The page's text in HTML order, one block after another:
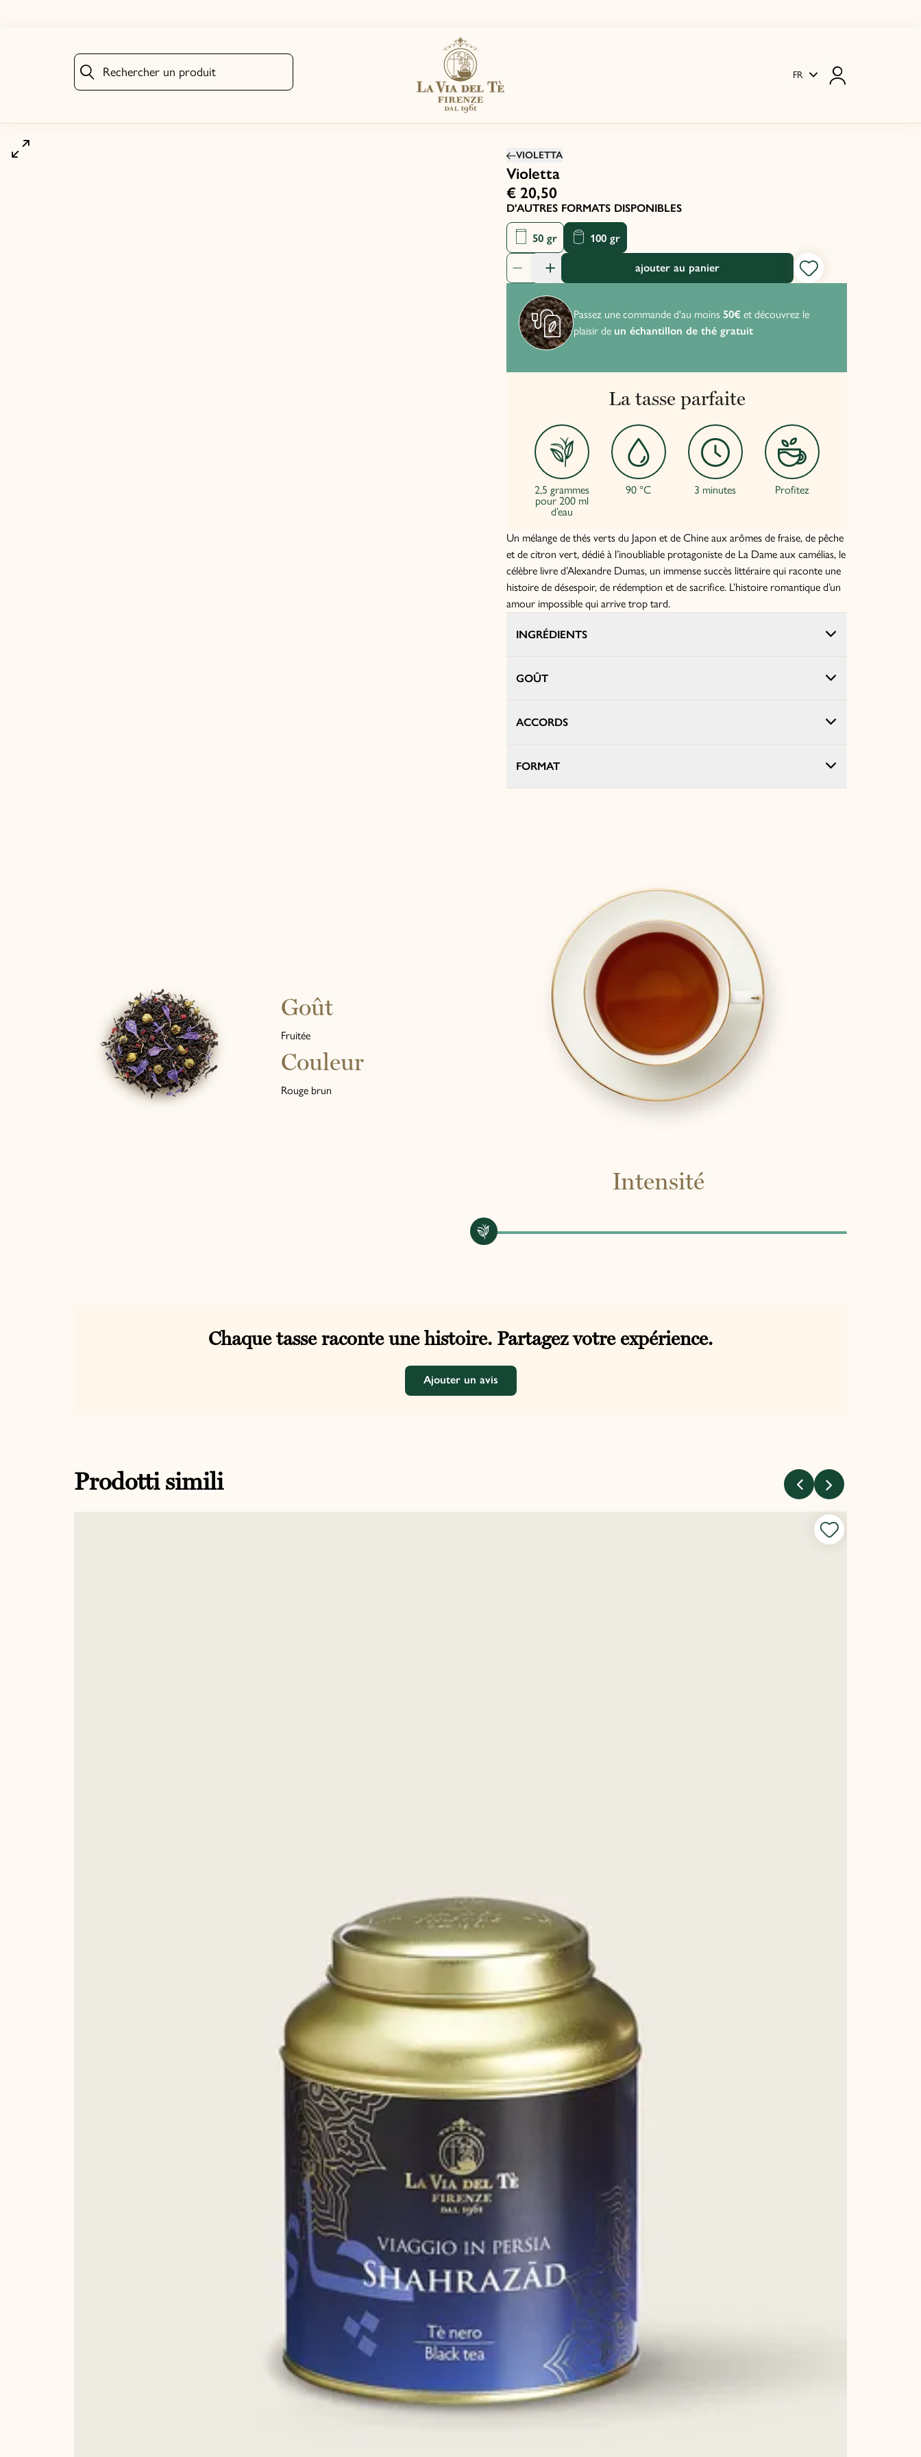
FR
Rechercher un produit
VIOLETTA
Violetta
€ 20,50
D'AUTRES FORMATS DISPONIBLES
50 gr
100 gr
quantité de produit: 1
ajouter au panier
Passez une commande d'au moins 50€ et découvrez le
plaisir de un échantillon de thé gratuit
La tasse parfaite
2,5 grammes
pour 200 ml
d’eau
90 °C 3 minutes Profitez
Un mélange de thés verts du Japon et de Chine aux arômes de fraise, de pêche
et de citron vert, dédié à l’inoubliable protagoniste de La Dame aux camélias, le
célèbre livre d’Alexandre Dumas, un immense succès littéraire qui raconte une
histoire de désespoir, de rédemption et de sacrifice. L’histoire romantique d’un
amour impossible qui arrive trop tard.
INGRÉDIENTS
GOÛT
ACCORDS
FORMAT
Goût
Fruitée
Couleur
Rouge brun
Intensité
Chaque tasse raconte une histoire. Partagez votre expérience.
Ajouter un avis
Prodotti simili